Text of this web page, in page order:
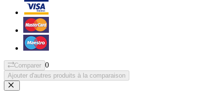
Comparer 0
Ajouter d'autres produits à la comparaison